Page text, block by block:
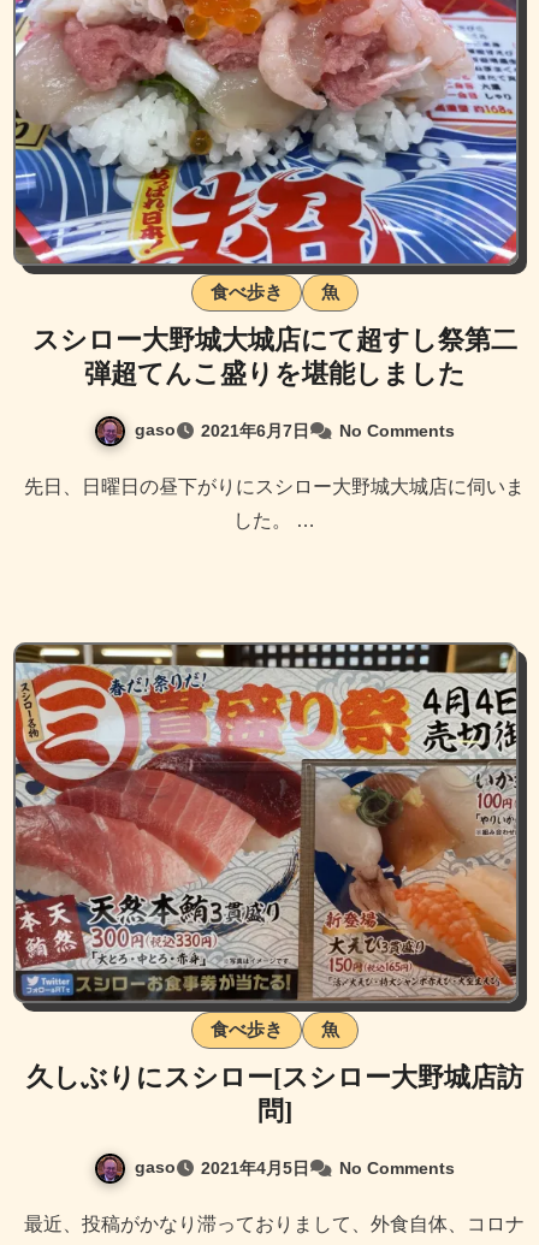
食べ歩き 魚
スシロー大野城大城店にて超すし祭第二
弾超てんこ盛りを堪能しました
gaso 2021年6月7日 No Comments
先日、日曜日の昼下がりにスシロー大野城大城店に伺いま
した。 …
食べ歩き 魚
久しぶりにスシロー[スシロー大野城店訪
問]
gaso 2021年4月5日 No Comments
最近、投稿がかなり滞っておりまして、外食自体、コロナ